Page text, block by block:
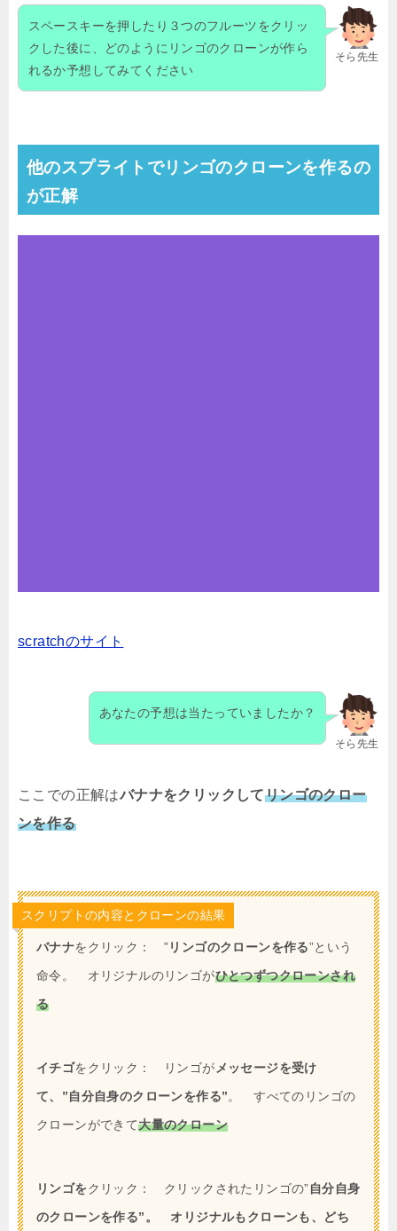
そら先生
スペースキーを押したり３つのフルーツをクリッ
クした後に、どのようにリンゴのクローンが作ら
れるか予想してみてください
他のスプライトでリンゴのクローンを作るの
が正解
scratchのサイト
そら先生
あなたの予想は当たっていましたか？
ここでの正解はバナナをクリックしてリンゴのクロー
ンを作る
スクリプトの内容とクローンの結果
バナナをクリック： ”リンゴのクローンを作る”という
命令。 オリジナルのリンゴがひとつずつクローンされ
る
イチゴをクリック： リンゴがメッセージを受け
て、”自分自身のクローンを作る”。 すべてのリンゴの
クローンができて大量のクローン
リンゴをクリック： クリックされたリンゴの”自分自身
のクローンを作る”。 オリジナルもクローンも、どち